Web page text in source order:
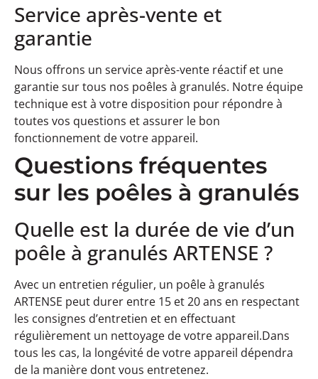
Service après-vente et
garantie
Nous offrons un service après-vente réactif et une
garantie sur tous nos poêles à granulés. Notre équipe
technique est à votre disposition pour répondre à
toutes vos questions et assurer le bon
fonctionnement de votre appareil.
Questions fréquentes
sur les poêles à granulés
Quelle est la durée de vie d’un
poêle à granulés ARTENSE ?
Avec un entretien régulier, un poêle à granulés
ARTENSE peut durer entre 15 et 20 ans en respectant
les consignes d’entretien et en effectuant
régulièrement un nettoyage de votre appareil.Dans
tous les cas, la longévité de votre appareil dépendra
de la manière dont vous entretenez.